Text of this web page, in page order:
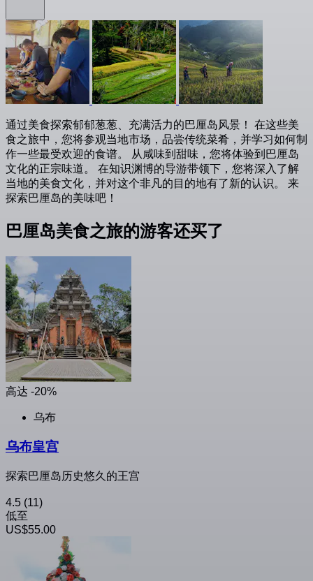
通过美食探索郁郁葱葱、充满活力的巴厘岛风景！ 在这些美
食之旅中，您将参观当地市场，品尝传统菜肴，并学习如何制
作一些最受欢迎的食谱。 从咸味到甜味，您将体验到巴厘岛
文化的正宗味道。 在知识渊博的导游带领下，您将深入了解
当地的美食文化，并对这个非凡的目的地有了新的认识。 来
探索巴厘岛的美味吧！
巴厘岛美食之旅的游客还买了
高达 -20%
乌布
乌布皇宫
探索巴厘岛历史悠久的王宫
4.5 (11)
低至
US$55.00